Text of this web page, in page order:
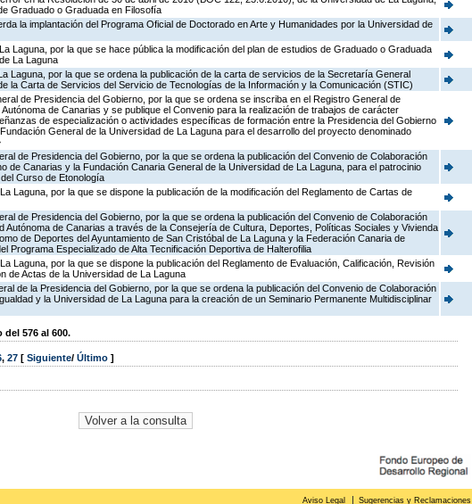
Graduado o Graduada en Filosofía
la implantación del Programa Oficial de Doctorado en Arte y Humanidades por la Universidad de
Laguna, por la que se hace pública la modificación del plan de estudios de Graduado o Graduada
La Laguna
Laguna, por la que se ordena la publicación de la carta de servicios de la Secretaría General
la Carta de Servicios del Servicio de Tecnologías de la Información y la Comunicación (STIC)
de Presidencia del Gobierno, por la que se ordena se inscriba en el Registro General de
de Canarias y se publique el Convenio para la realización de trabajos de carácter
de especialización o actividades específicas de formación entre la Presidencia del Gobierno
General de la Universidad de La Laguna para el desarrollo del proyecto denominado
de Presidencia del Gobierno, por la que se ordena la publicación del Convenio de Colaboración
de Canarias y la Fundación Canaria General de la Universidad de La Laguna, para el patrocinio
Curso de Etonología
Laguna, por la que se dispone la publicación de la modificación del Reglamento de Cartas de
de Presidencia del Gobierno, por la que se ordena la publicación del Convenio de Colaboración
Autónoma de Canarias a través de la Consejería de Cultura, Deportes, Políticas Sociales y Vivienda
de Deportes del Ayuntamiento de San Cristóbal de La Laguna y la Federación Canaria de
Programa Especializado de Alta Tecnificación Deportiva de Halterofilia
Laguna, por la que se dispone la publicación del Reglamento de Evaluación, Calificación, Revisión
de Actas de la Universidad de La Laguna
de la Presidencia del Gobierno, por la que se ordena la publicación del Convenio de Colaboración
y la Universidad de La Laguna para la creación de un Seminario Permanente Multidisciplinar
576 al 600.
, 27 [ Siguiente/ Último ]
Aviso Legal Sugerencias y Reclamaciones